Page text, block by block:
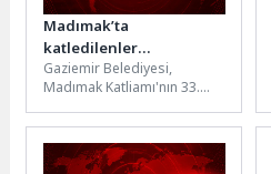
Madımak’ta
katledilenler
Gaziemir’de türkülerle
anıldı
Gaziemir Belediyesi,
Madımak Katliamı'nın 33.
Ozanın Dilinden; Türkülerle
Var Olmak" konseriyle,
katliamda...